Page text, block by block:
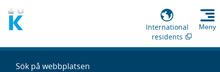
International
residents
Meny
Sök på webbplatsen